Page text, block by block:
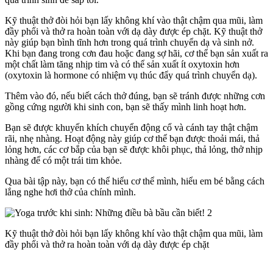
Kỹ thuật thở đòi hỏi bạn lấy không khí vào thật chậm qua mũi, làm
đầy phổi và thở ra hoàn toàn với dạ dày được ép chặt. Kỹ thuật thở
này giúp bạn bình tĩnh hơn trong quá trình chuyển dạ và sinh nở.
Khi bạn đang trong cơn đau hoặc đang sợ hãi, cơ thể bạn sản xuất ra
một chất làm tăng nhịp tim và có thể sản xuất ít oxytoxin hơn
(oxytoxin là hormone có nhiệm vụ thúc đẩy quá trình chuyển dạ).
Thêm vào đó, nếu biết cách thở đúng, bạn sẽ tránh được những cơn
gồng cứng người khi sinh con, bạn sẽ thấy mình linh hoạt hơn.
Bạn sẽ được khuyến khích chuyển động cổ và cánh tay thật chậm
rãi, nhẹ nhàng. Hoạt động này giúp cơ thể bạn được thoải mái, thả
lỏng hơn, các cơ bắp của bạn sẽ được khôi phục, thả lỏng, thở nhịp
nhàng để có một trái tim khỏe.
Qua bài tập này, bạn có thể hiểu cơ thể mình, hiểu em bé bằng cách
lắng nghe hơi thở của chính mình.
Kỹ thuật thở đòi hỏi bạn lấy không khí vào thật chậm qua mũi, làm
đầy phổi và thở ra hoàn toàn với dạ dày được ép chặt